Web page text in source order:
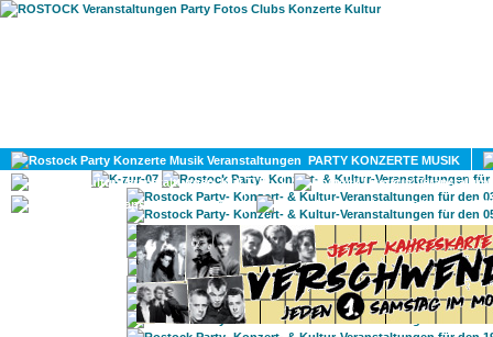
PARTY KONZERTE MUSIK
KULTUR
GAY